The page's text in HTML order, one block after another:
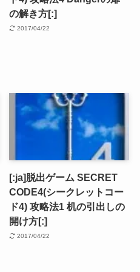
の解き方[:]
2017/04/22
[:ja]脱出ゲーム SECRET
CODE4(シークレットコー
ド4) 攻略法1 机の引出しの
開け方[:]
2017/04/22